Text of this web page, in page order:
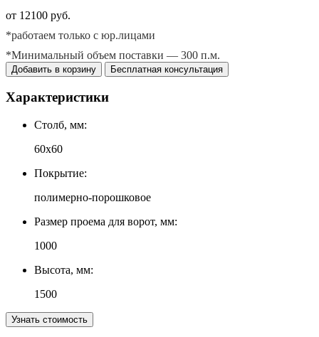
от 12100 руб.
*работаем только с юр.лицами
*Минимальный объем поставки — 300 п.м.
Добавить в корзину Бесплатная консультация
Характеристики
Столб, мм:
60х60
Покрытие:
полимерно-порошковое
Размер проема для ворот, мм:
1000
Высота, мм:
1500
Узнать стоимость